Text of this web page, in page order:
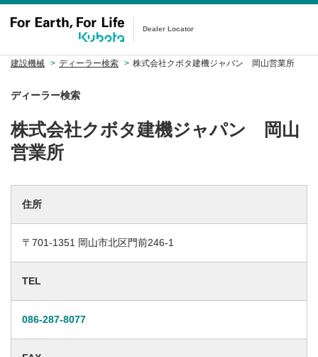
Dealer Locator
建設機械 ディーラー検索 株式会社クボタ建機ジャパン 岡山営業所
ディーラー検索
株式会社クボタ建機ジャパン 岡山
営業所
住所
〒701-1351 岡山市北区門前246-1
TEL
086-287-8077